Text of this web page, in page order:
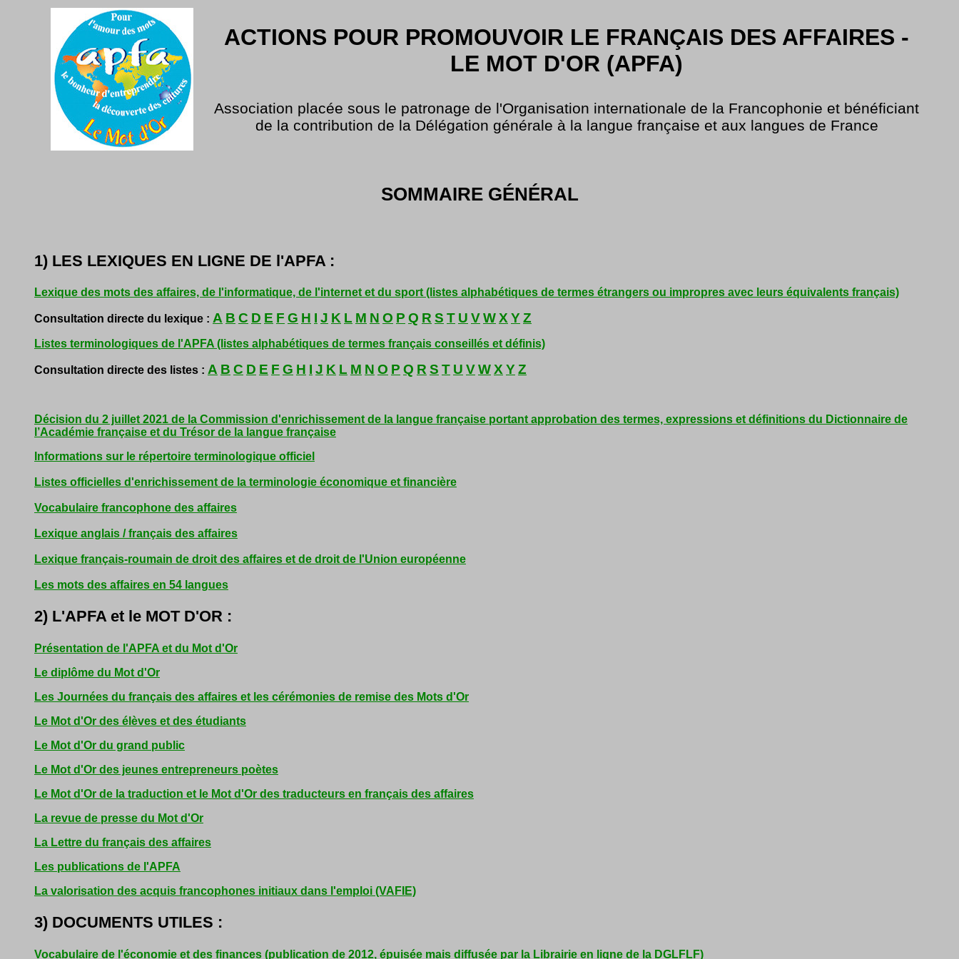
ACTIONS POUR PROMOUVOIR LE FRANÇAIS DES AFFAIRES -
LE MOT D'OR (APFA)
Association placée sous le patronage de l'Organisation internationale de la Francophonie et bénéficiant
de la contribution de la Délégation générale à la langue française et aux langues de France
SOMMAIRE GÉNÉRAL
1) LES LEXIQUES EN LIGNE DE l'APFA :
Lexique des mots des affaires, de l'informatique, de l'internet et du sport (listes alphabétiques de termes étrangers ou impropres avec leurs équivalents français)
Consultation directe du lexique : A B C D E F G H I J K L M N O P Q R S T U VWX Y Z
Listes terminologiques de l'APFA (listes alphabétiques de termes français conseillés et définis)
Consultation directe des listes : A B C D E F G H I J K L M N O P Q R S T U VWX Y Z
Décision du 2 juillet 2021 de la Commission d'enrichissement de la langue française portant approbation des termes, expressions et définitions du Dictionnaire de
l’Académie française et du Trésor de la langue française
Informations sur le répertoire terminologique officiel
Listes officielles d'enrichissement de la terminologie économique et financière
Vocabulaire francophone des affaires
Lexique anglais / français des affaires
Lexique français-roumain de droit des affaires et de droit de l'Union européenne
Les mots des affaires en 54 langues
2) L'APFA et le MOT D'OR :
Présentation de l'APFA et du Mot d'Or
Le diplôme du Mot d'Or
Les Journées du français des affaires et les cérémonies de remise des Mots d'Or
Le Mot d'Or des élèves et des étudiants
Le Mot d'Or du grand public
Le Mot d'Or des jeunes entrepreneurs poètes
Le Mot d'Or de la traduction et le Mot d'Or des traducteurs en français des affaires
La revue de presse du Mot d'Or
La Lettre du français des affaires
Les publications de l'APFA
La valorisation des acquis francophones initiaux dans l'emploi (VAFIE)
3) DOCUMENTS UTILES :
Vocabulaire de l'économie et des finances (publication de 2012, épuisée mais diffusée par la Librairie en ligne de la DGLFLF)